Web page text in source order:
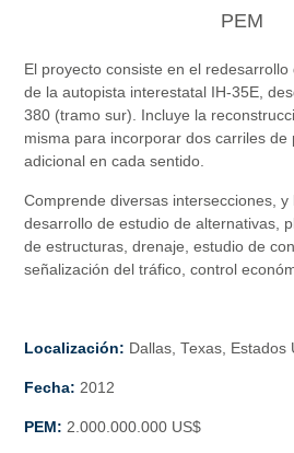
PEM
El proyecto consiste en el
de la autopista interestatal IH-35E,
380 (tramo sur). Incluye la
misma para incorporar dos carriles de
adicional en cada sentido.
Comprende diversas intersecciones,
desarrollo de estudio de alternativas,
de estructuras, drenaje, estudio de
señalización del tráfico, control
Localización: Dallas, Texas, Estados
Fecha: 2012
PEM: 2.000.000.000 US$